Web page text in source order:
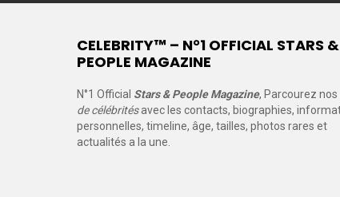
CELEBRITY™ – N°1 OFFICIAL STARS &
PEOPLE MAGAZINE
N°1 Official Stars & People Magazine, Parcourez nos
de célébritésavec les contacts, biographies,
personnelles, timeline, âge, tailles, photos rares et
actualités a la une.